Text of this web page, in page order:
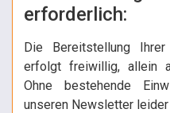
erforderlich:
Die Bereitstellung Ihrer
erfolgt freiwillig, allein
Ohne bestehende
unseren Newsletter